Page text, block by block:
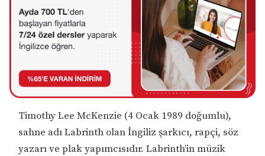
Timothy Lee McKenzie (4 Ocak 1989 doğumlu),
sahne adı Labrinth olan İngiliz şarkıcı, rapçi, söz
yazarı ve plak yapımcısıdır. Labrinth’in müzik